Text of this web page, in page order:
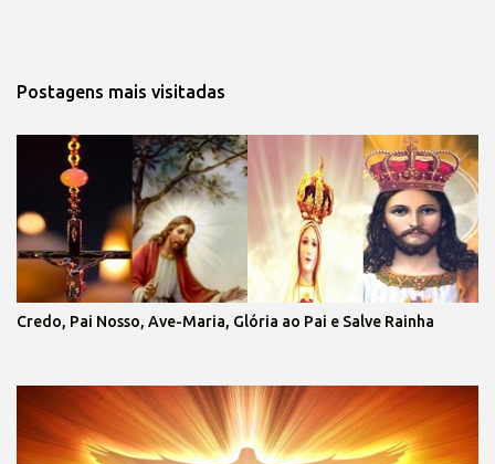
Postagens mais visitadas
Credo, Pai Nosso, Ave-Maria, Glória ao Pai e Salve Rainha